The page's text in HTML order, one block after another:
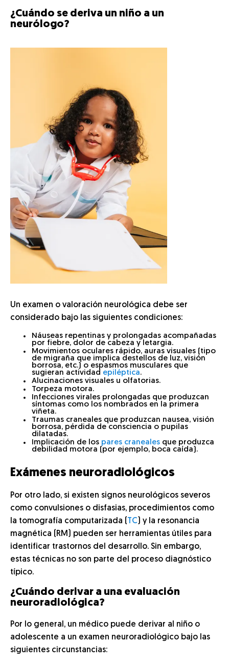
¿Cuándo se deriva un niño a un
neurólogo?
Un examen o valoración neurológica debe ser
considerado bajo las siguientes condiciones:
Náuseas repentinas y prolongadas acompañadas
por fiebre, dolor de cabeza y letargia.
Movimientos oculares rápido, auras visuales (tipo
de migraña que implica destellos de luz, visión
borrosa, etc.) o espasmos musculares que
sugieran actividad epiléptica.
Alucinaciones visuales u olfatorias.
Torpeza motora.
Infecciones virales prolongadas que produzcan
síntomas como los nombrados en la primera
viñeta.
Traumas craneales que produzcan nausea, visión
borrosa, pérdida de consciencia o pupilas
dilatadas.
Implicación de los pares craneales que produzca
debilidad motora (por ejemplo, boca caída).
Exámenes neuroradiológicos
Por otro lado, si existen signos neurológicos severos
como convulsiones o disfasias, procedimientos como
la tomografía computarizada (
TC) y la resonancia
magnética (RM) pueden ser herramientas útiles para
identificar trastornos del desarrollo. Sin embargo,
estas técnicas no son parte del proceso diagnóstico
típico.
¿Cuándo derivar a una evaluación
neuroradiológica?
Por lo general, un médico puede derivar al niño o
adolescente a un examen neuroradiológico bajo las
siguientes circunstancias: